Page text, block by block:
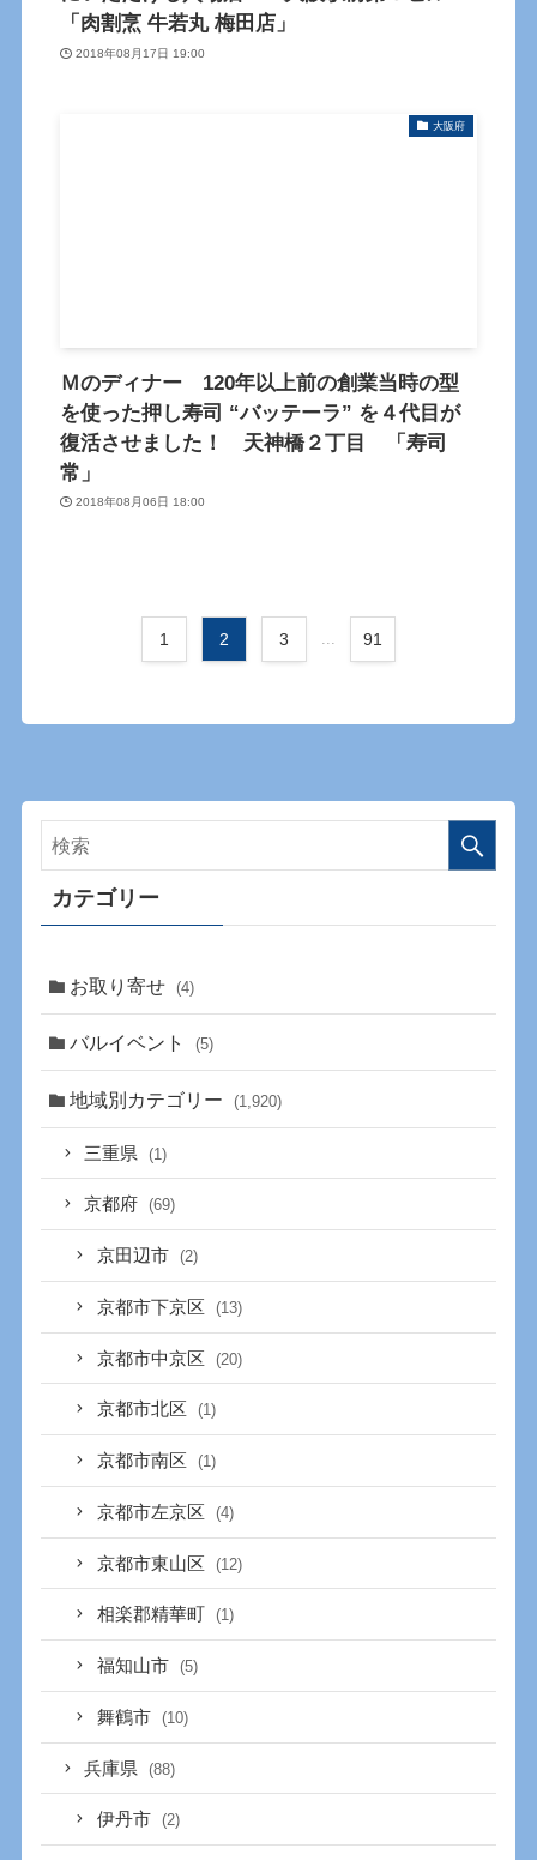
「肉割烹 牛若丸 梅田店」
2018年08月17日 19:00
大阪府
Ｍのディナー 120年以上前の創業当時の型
を使った押し寿司 “バッテーラ” を４代目が
復活させました！ 天神橋２丁目 「寿司
常」
2018年08月06日 18:00
1 2 3 ... 91
カテゴリー
お取り寄せ (4)
バルイベント (5)
地域別カテゴリー (1,920)
三重県 (1)
京都府 (69)
京田辺市 (2)
京都市下京区 (13)
京都市中京区 (20)
京都市北区 (1)
京都市南区 (1)
京都市左京区 (4)
京都市東山区 (12)
相楽郡精華町 (1)
福知山市 (5)
舞鶴市 (10)
兵庫県 (88)
伊丹市 (2)